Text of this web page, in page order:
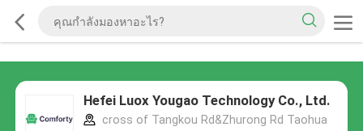
Hefei Luox Yougao Technology Co., Ltd.
cross of Tangkou Rd&Zhurong Rd Taohua